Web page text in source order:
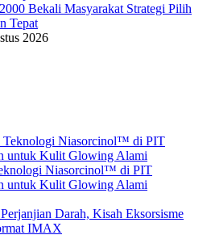
Bekali Masyarakat Strategi Pilih
Tepat
2026
Niasorcinol™ di PIT
untuk Kulit Glowing Alami